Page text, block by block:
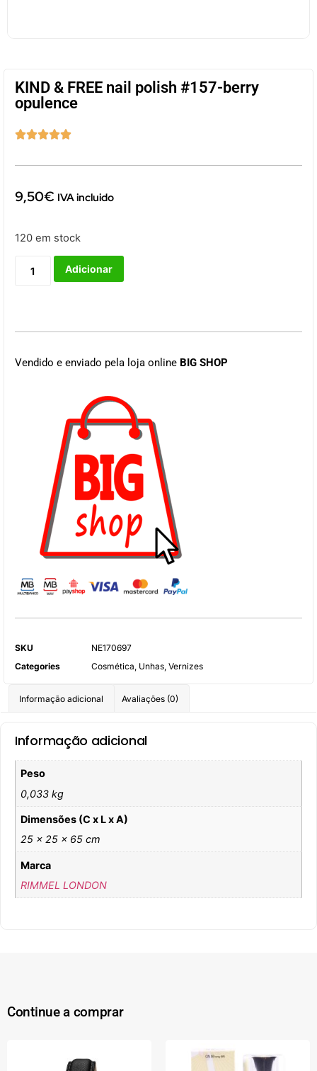
KIND & FREE nail polish #157-berry
opulence

9,50€ IVA incluido
120 em stock
Adicionar
Vendido e enviado pela loja online BIG SHOP
SKU
NE170697
Categories
Cosmética, Unhas, Vernizes
Informação adicional Avaliações (0)
Informação adicional
Peso
0,033 kg
Dimensões (C x L x A)
25 × 25 × 65 cm
Marca
RIMMEL LONDON
Continue a comprar